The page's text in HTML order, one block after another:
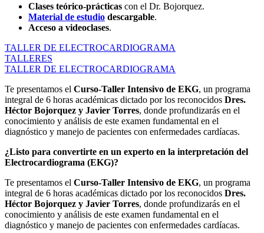
Clases teórico-prácticas con el Dr. Bojorquez.
Material de estudio descargable.
Acceso a videoclases.
TALLER DE ELECTROCARDIOGRAMA
TALLERES
TALLER DE ELECTROCARDIOGRAMA
Te presentamos el Curso-Taller Intensivo de EKG, un programa
integral de 6 horas académicas dictado por los reconocidos Dres.
Héctor Bojorquez y Javier Torres, donde profundizarás en el
conocimiento y análisis de este examen fundamental en el
diagnóstico y manejo de pacientes con enfermedades cardíacas.
¿Listo para convertirte en un experto en la interpretación del
Electrocardiograma (EKG)?
Te presentamos el Curso-Taller Intensivo de EKG, un programa
integral de 6 horas académicas dictado por los reconocidos Dres.
Héctor Bojorquez y Javier Torres, donde profundizarás en el
conocimiento y análisis de este examen fundamental en el
diagnóstico y manejo de pacientes con enfermedades cardíacas.